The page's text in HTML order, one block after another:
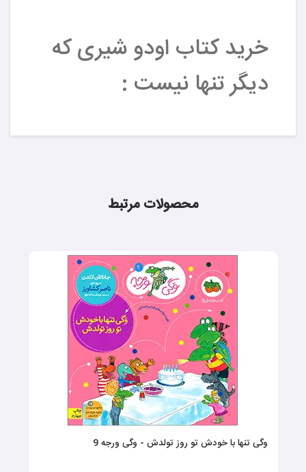
خرید کتاب اودو شیری که
دیگر تنها نیست :
محصولات مرتبط
وگی تنها با خودش تو روز تولدش - وگی ورجه 9